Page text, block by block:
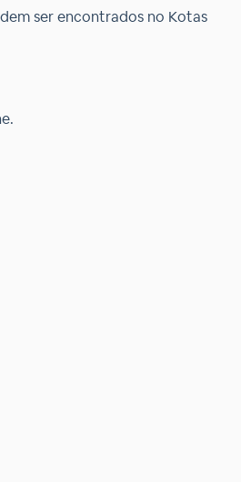
ser encontrados no Kotas